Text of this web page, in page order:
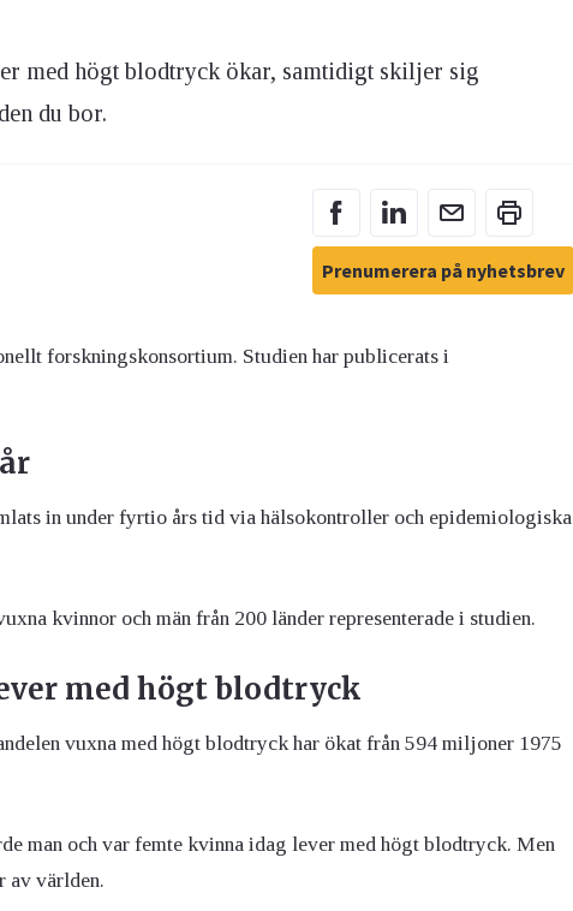
med högt blodtryck ökar, samtidigt skiljer sig
du bor.
Prenumerera på nyhetsbrev
forskningskonsortium. Studien har publicerats i
in under fyrtio års tid via hälsokontroller och epidemiologiska
kvinnor och män från 200 länder representerade i studien.
med högt blodtryck
vuxna med högt blodtryck har ökat från 594 miljoner 1975
man och var femte kvinna idag lever med högt blodtryck. Men
av världen.